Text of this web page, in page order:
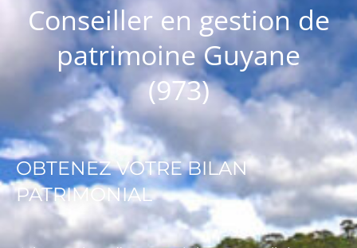
Conseiller en gestion de
patrimoine Guyane
(973)
OBTENEZ VOTRE BILAN
PATRIMONIAL